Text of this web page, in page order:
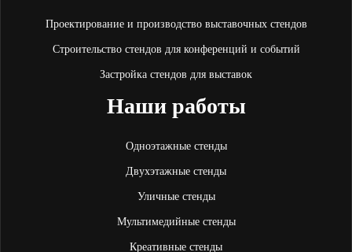
Проектирование и производство выставочных стендов
Строительство стендов для конференций и событий
Застройка стендов для выставок
Наши работы
Одноэтажные стенды
Двухэтажные стенды
Уличные стенды
Мультимедийные стенды
Креативные стенды